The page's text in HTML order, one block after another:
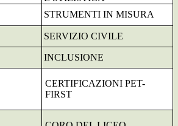
STRUMENTI IN MISURA
SERVIZIO CIVILE
INCLUSIONE
CERTIFICAZIONI PET-
FIRST